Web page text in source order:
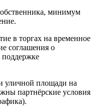
минимум
в торгах на временное
соглашения о
поддержке
уличной площади на
партнёрские условия